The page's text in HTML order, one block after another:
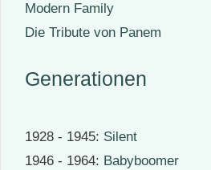
Modern Family
Die Tribute von Panem
Generationen
1928 - 1945: Silent
1946 - 1964: Babyboomer